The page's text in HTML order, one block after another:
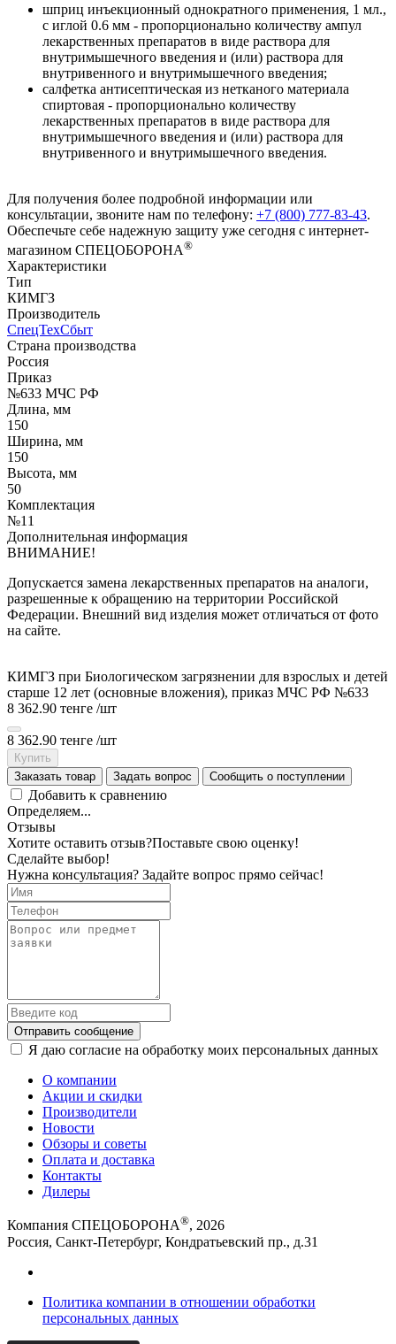
шприц инъекционный однократного применения, 1 мл.,
с иглой 0.6 мм - пропорционально количеству ампул
лекарственных препаратов в виде раствора для
внутримышечного введения и (или) раствора для
внутривенного и внутримышечного введения;
салфетка антисептическая из нетканого материала
спиртовая - пропорционально количеству
лекарственных препаратов в виде раствора для
внутримышечного введения и (или) раствора для
внутривенного и внутримышечного введения.
Для получения более подробной информации или
консультации, звоните нам по телефону: +7 (800) 777-83-43.
Обеспечьте себе надежную защиту уже сегодня с интернет-
магазином СПЕЦОБОРОНА®
Характеристики
Тип
КИМГЗ
Производитель
СпецТехСбыт
Страна производства
Россия
Приказ
№633 МЧС РФ
Длина, мм
150
Ширина, мм
150
Высота, мм
50
Комплектация
№11
Дополнительная информация
ВНИМАНИЕ!
Допускается замена лекарственных препаратов на аналоги,
разрешенные к обращению на территории Российской
Федерации. Внешний вид изделия может отличаться от фото
на сайте.
КИМГЗ при Биологическом загрязнении для взрослых и детей
старше 12 лет (основные вложения), приказ МЧС РФ №633
8 362.90 тенге /шт
8 362.90 тенге /шт
Купить
Заказать товар
Задать вопрос Сообщить о поступлении
Добавить к сравнению
Определяем...
Отзывы
Хотите оставить отзыв?Поставьте свою оценку!
Сделайте выбор!
Нужна консультация? Задайте вопрос прямо сейчас!
Отправить сообщение
Я даю согласие на обработку моих персональных данных
О компании
Акции и скидки
Производители
Новости
Обзоры и советы
Оплата и доставка
Контакты
Дилеры
Компания СПЕЦОБОРОНА®, 2026
Россия, Санкт-Петербург, Кондратьевский пр., д.31
Политика компании в отношении обработки
персональных данных